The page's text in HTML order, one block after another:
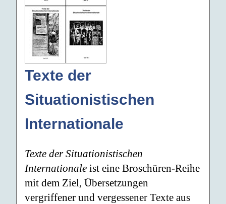
Texte der
Situationistischen
Internationale
Texte der Situationistischen
Internationale ist eine Broschüren-Reihe
mit dem Ziel, Übersetzungen
vergriffener und vergessener Texte aus